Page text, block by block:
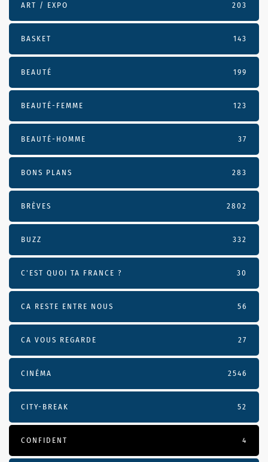
ART / EXPO 203
BASKET 143
BEAUTÉ 199
BEAUTÉ-FEMME 123
BEAUTÉ-HOMME 37
BONS PLANS 283
BRÈVES 2802
BUZZ 332
C'EST QUOI TA FRANCE ? 30
CA RESTE ENTRE NOUS 56
CA VOUS REGARDE 27
CINÉMA 2546
CITY-BREAK 52
CONFIDENT 4